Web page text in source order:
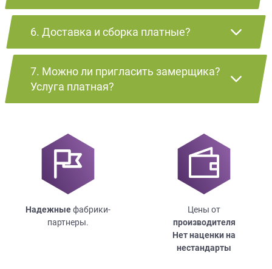
6. Доставка и сборка платные?
7. Можно ли пригласить замерщика?
Услуга платная?
Надежныефабрики-
партнеры.
Цены от
производителя
Нет наценки на
нестандарты